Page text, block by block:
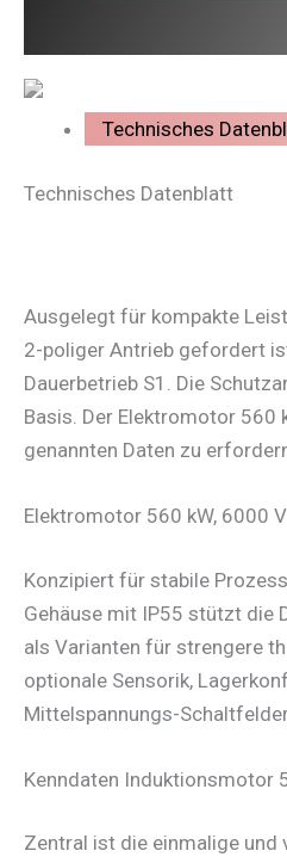
Technisches
Technisches Datenblatt
Ausgelegt für kompakte
2-poliger Antrieb gefordert
Dauerbetrieb S1. Die
Basis. Der Elektromotor 560
genannten Daten zu
Elektromotor 560 kW, 6000
Konzipiert für stabile
Gehäuse mit IP55 stützt die
als Varianten für strengere
optionale Sensorik,
Mittelspannungs-
Kenndaten Induktionsmotor
Zentral ist die einmalige und